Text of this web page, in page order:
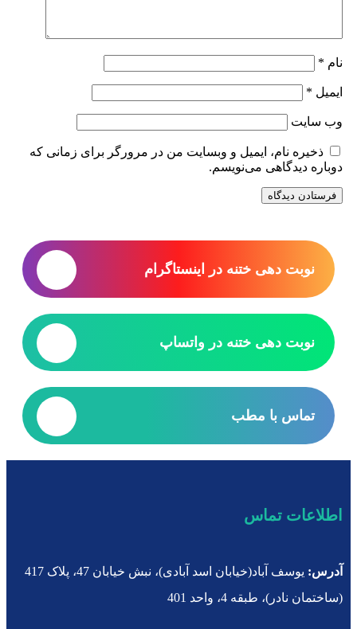
نام *
ایمیل *
وب‌ سایت
ذخیره نام، ایمیل و وبسایت من در مرورگر برای زمانی که
دوباره دیدگاهی می‌نویسم.
نوبت دهی ختنه در اینستاگرام
نوبت دهی ختنه در واتساپ
تماس با مطب
اطلاعات تماس
آدرس:
یوسف آباد(خیابان اسد آبادی)، نبش خیابان 47، پلاک 417
(ساختمان نادر)، طبقه 4، واحد 401